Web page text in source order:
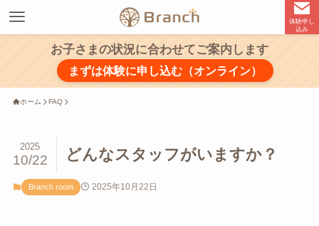
体験申し
込み
お子さまの状況に合わせてご案内します
まずは体験に申し込む（オンライン）
ホーム FAQ
どんなスタッフがいますか？
2025
10/22
Branch room 2025年10月22日